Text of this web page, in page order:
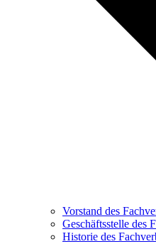
Vorstand des
Geschäftsstelle des
Historie des